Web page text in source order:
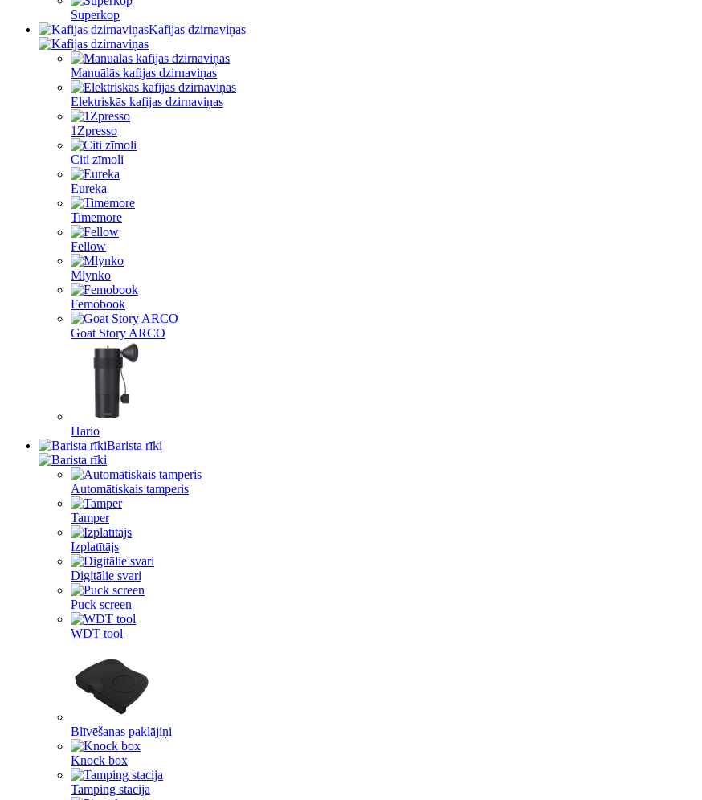
Superkop
Kafijas dzirnaviņas
Manuālās kafijas dzirnaviņas
Elektriskās kafijas dzirnaviņas
1Zpresso
Citi zīmoli
Eureka
Timemore
Fellow
Mlynko
Femobook
Goat Story ARCO
Hario
Barista rīki
Automātiskais tamperis
Tamper
Izplatītājs
Digitālie svari
Puck screen
WDT tool
Blīvēšanas paklājiņi
Knock box
Tamping stacija